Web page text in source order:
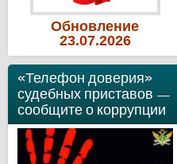
Обновление
23.07.2026
«Телефон доверия»
судебных приставов —
сообщите о коррупции